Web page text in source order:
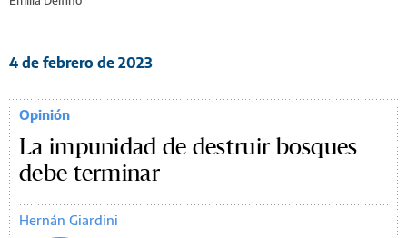
4 de febrero de 2023
Opinión
La impunidad de destruir bosques
debe terminar
Hernán Giardini